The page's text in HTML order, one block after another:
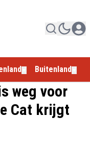
Buitenland
weg voor
Cat krijgt